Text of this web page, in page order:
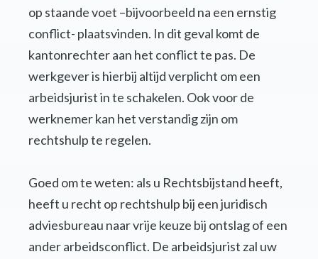
op staande voet –bijvoorbeeld na een ernstig
conflict- plaatsvinden. In dit geval komt de
kantonrechter aan het conflict te pas. De
werkgever is hierbij altijd verplicht om een
arbeidsjurist in te schakelen. Ook voor de
werknemer kan het verstandig zijn om
rechtshulp te regelen.
Goed om te weten: als u Rechtsbijstand heeft,
heeft u recht op rechtshulp bij een juridisch
adviesbureau naar vrije keuze bij ontslag of een
ander arbeidsconflict. De arbeidsjurist zal uw